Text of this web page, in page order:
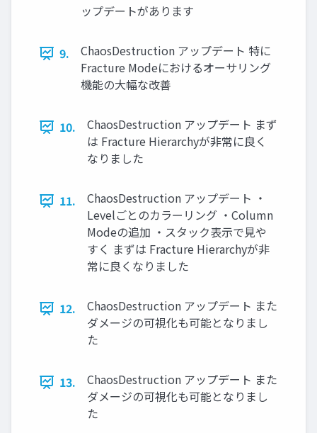
ップデートがあります
9.
ChaosDestruction アップデート 特に
Fracture Modeにおけるオーサリング
機能の大幅な改善
10.
ChaosDestruction アップデート まず
は Fracture Hierarchyが非常に良く
なりました
11.
ChaosDestruction アップデート ・
Levelごとのカラーリング ・Column
Modeの追加 ・スタック表示で見や
すく まずは Fracture Hierarchyが非
常に良くなりました
12.
ChaosDestruction アップデート また
ダメージの可視化も可能となりまし
た
13.
ChaosDestruction アップデート また
ダメージの可視化も可能となりまし
た